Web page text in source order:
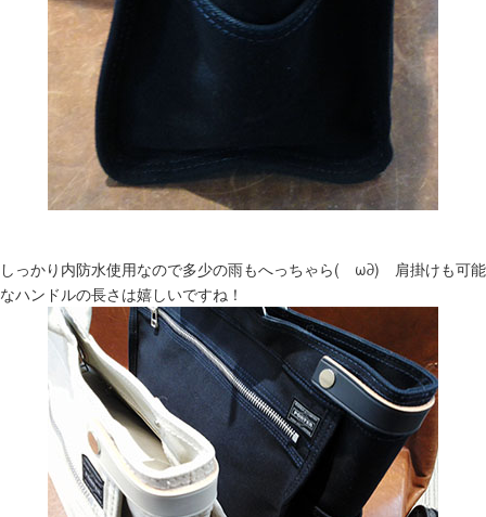
しっかり内防水使用なので多少の雨もへっちゃら(ゝω∂) 肩掛けも可能
なハンドルの長さは嬉しいですね！